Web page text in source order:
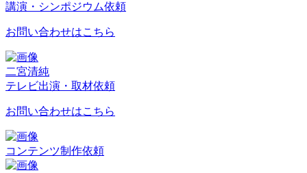
講演・シンポジウム依頼
お問い合わせはこちら
二宮清純
テレビ出演・取材依頼
お問い合わせはこちら
コンテンツ制作依頼